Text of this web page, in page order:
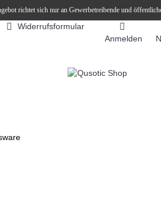
richtet sich nur an Gewerbetreibende und
Widerrufsformular
Anmelden